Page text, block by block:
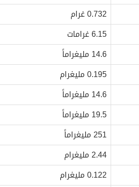
0.732 غرام
6.15 غرامات
14.6 مليغراماً
0.195 مليغرام
14.6 مليغراماً
19.5 مليغراماً
251 مليغراماً
2.44 مليغرام
0.122 مليغرام